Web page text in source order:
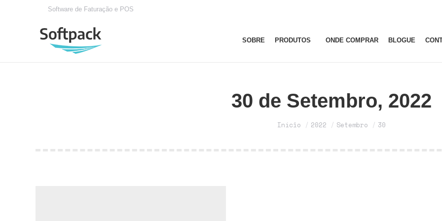
Software de Faturação e POS
SOBRE PRODUTOS ONDE COMPRAR BLOGUE
30 de Setembro, 2022
Você está aqui:
Início 2022 Setembro 30